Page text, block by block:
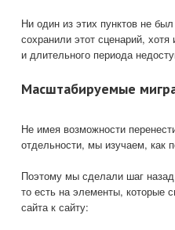
Ни один из этих пунктов не
сохранили этот сценарий,
и длительного периода
Масштабируемые
Не имея возможности
отдельности, мы изучаем, как
Поэтому мы сделали шаг
то есть на элементы, которые
сайта к сайту: